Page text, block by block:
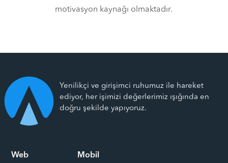
motivasyon kaynağı olmaktadır.
Yenilikçi ve girişimci ruhumuz ile hareket
ediyor, her işimizi değerlerimiz ışığında en
doğru şekilde yapıyoruz.
Web
Mobil